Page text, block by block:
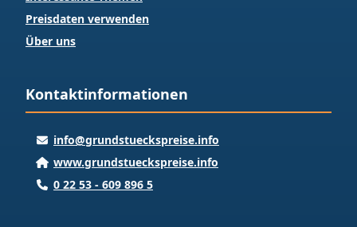
Preisdaten verwenden
Über uns
Kontaktinformationen
info@grundstueckspreise.info
www.grundstueckspreise.info
0 22 53 - 609 896 5